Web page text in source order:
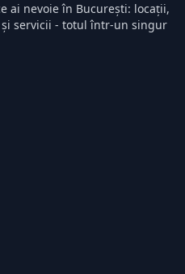
ai nevoie în București: locații,
servicii - totul într-un singur